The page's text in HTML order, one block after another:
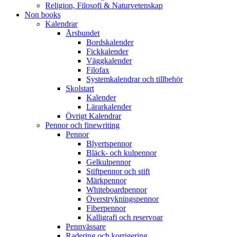
Religion, Filosofi & Naturvetenskap
Non books
Kalendrar
Årsbundet
Bordskalender
Fickkalender
Väggkalender
Filofax
Systemkalendrar och tillbehör
Skolstart
Kalender
Lärarkalender
Övrigt Kalendrar
Pennor och finewriting
Pennor
Blyertspennor
Bläck- och kulpennor
Gelkulpennor
Stiftpennor och stift
Märkpennor
Whiteboardpennor
Överstrykningspennor
Fiberpennor
Kalligrafi och reservoar
Pennvässare